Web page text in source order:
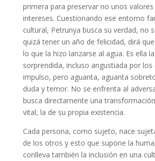
primera para preservar no unos
intereses. Cuestionando ese entorno
cultural, Petrunya busca su verdad, no
quizá tener un año de felicidad, dirá
lo que la hizo lanzarse al agua. Es ella
sorprendida, incluso angustiada por
impulso, pero aguanta, aguanta
duda y temor. No se enfrenta al
busca directamente una
vital, la de su propia existencia.
Cada persona, como sujeto, nace
de los otros y esto que supone la
conlleva también la inclusión en una